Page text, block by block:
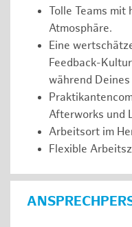
Tolle Teams mit
Atmosphäre.
Eine
Feedback-
während
Afterworks und
Arbeitsort im
Flexible